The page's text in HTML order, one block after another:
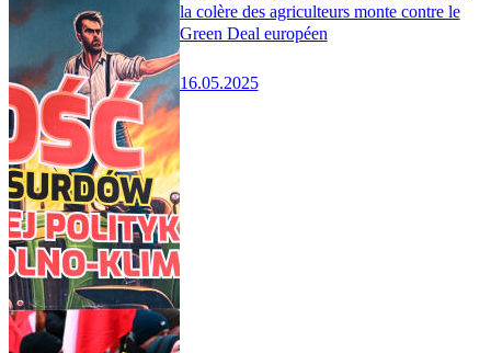
la colère des agriculteurs monte contre le
Green Deal européen
16.05.2025